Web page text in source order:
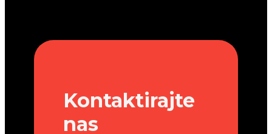
Kontaktirajte
nas